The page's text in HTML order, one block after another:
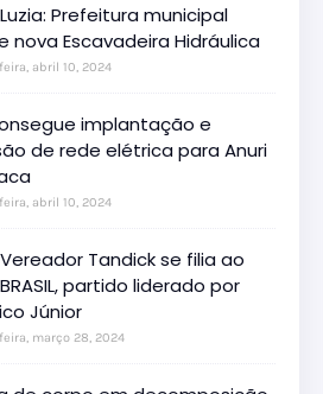
Prefeitura municipal
nova Escavadeira Hidráulica
abril 10, 2024
implantação e
de rede elétrica para Anuri
abril 10, 2024
Tandick se filia ao
partido liderado por
Júnior
março 28, 2024